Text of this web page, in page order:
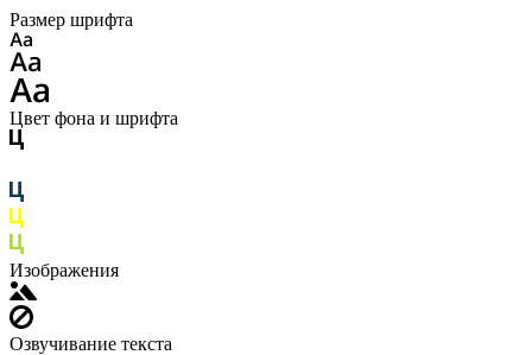
Размер шрифта
Цвет фона и шрифта
Изображения
Озвучивание текста